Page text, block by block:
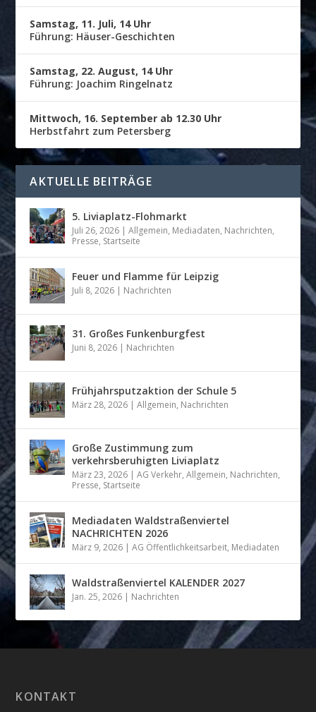
Samstag, 11. Juli, 14 Uhr
Führung: Häuser-Geschichten
Samstag, 22. August, 14 Uhr
Führung: Joachim Ringelnatz
Mittwoch, 16. September ab 12.30 Uhr
Herbstfahrt zum Petersberg
AKTUELLE BEITRÄGE
5. Liviaplatz-Flohmarkt
Juli 26, 2026 |Allgemein, Mediadaten, Nachrichten,
Presse, Startseite
Feuer und Flamme für Leipzig
Juli 8, 2026 | Nachrichten
31. Großes Funkenburgfest
Juni 8, 2026 | Nachrichten
Frühjahrsputzaktion der Schule 5
März 28, 2026 |Allgemein, Nachrichten
Große Zustimmung zum
verkehrsberuhigten Liviaplatz
März 23, 2026 |AG Verkehr,Allgemein, Nachrichten,
Presse, Startseite
Mediadaten Waldstraßenviertel
NACHRICHTEN 2026
März 9, 2026 |AG Öffentlichkeitsarbeit, Mediadaten
Waldstraßenviertel KALENDER 2027
Jan. 25, 2026 | Nachrichten
KONTAKT